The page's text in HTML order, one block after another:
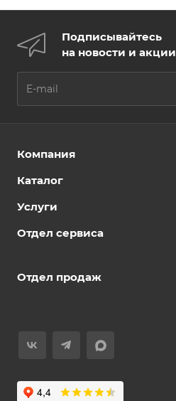
Подписывайтесь
на новости и акции
Компания
Каталог
Услуги
Отдел сервиса
Отдел продаж